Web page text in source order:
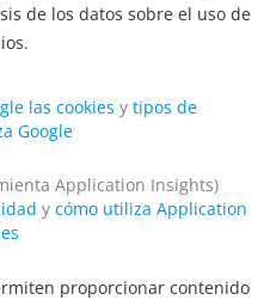
de los datos sobre el uso de
las cookies y tipos de
Google
Application Insights)
y cómo utiliza Application
proporcionar contenido